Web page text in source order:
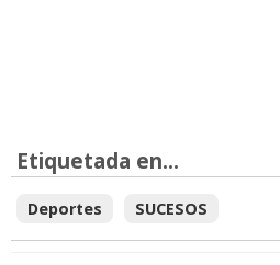
Etiquetada en...
Deportes SUCESOS